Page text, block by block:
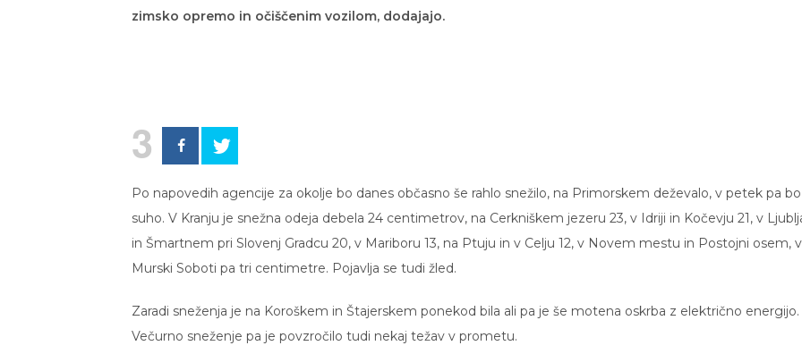
zimsko opremo in očiščenim vozilom, dodajajo.
3
Po napovedih agencije za okolje bo danes občasno še rahlo snežilo, na Primorskem deževalo, v petek pa bo
suho. V Kranju je snežna odeja debela 24 centimetrov, na Cerkniškem jezeru 23, v Idriji in Kočevju 21, v
in Šmartnem pri Slovenj Gradcu 20, v Mariboru 13, na Ptuju in v Celju 12, v Novem mestu in Postojni osem, v
Murski Soboti pa tri centimetre. Pojavlja se tudi žled.
Zaradi sneženja je na Koroškem in Štajerskem ponekod bila ali pa je še motena oskrba z električno energijo.
Večurno sneženje pa je povzročilo tudi nekaj težav v prometu.